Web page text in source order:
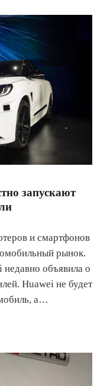
запускают
и смартфонов
рынок.
объявила о
Huawei не будет
а…